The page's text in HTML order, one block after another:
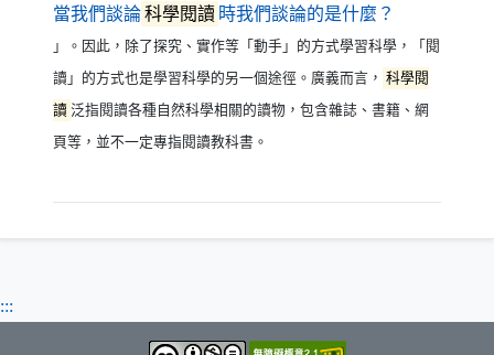
當我們談論科學閱讀 時我們談論的是什麼？
」。因此，除了探究、實作等「動手」的方式學習科學，「閱
讀」的方式也是學習科學的另一個途徑。廣義而言， 科學閱
讀 泛指閱讀各種自然科學相關的讀物，包含雜誌、書籍、網
頁等，並不一定專指閱讀教科書。
:::